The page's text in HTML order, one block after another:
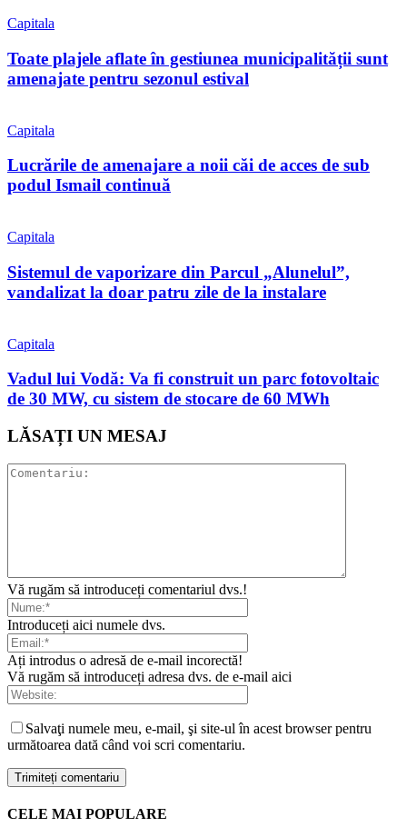
Capitala
Toate plajele aflate în gestiunea municipalității sunt
amenajate pentru sezonul estival
Capitala
Lucrările de amenajare a noii căi de acces de sub
podul Ismail continuă
Capitala
Sistemul de vaporizare din Parcul „Alunelul”,
vandalizat la doar patru zile de la instalare
Capitala
Vadul lui Vodă: Va fi construit un parc fotovoltaic
de 30 MW, cu sistem de stocare de 60 MWh
LĂSAȚI UN MESAJ
Vă rugăm să introduceți comentariul dvs.!
Introduceți aici numele dvs.
Ați introdus o adresă de e-mail incorectă!
Vă rugăm să introduceți adresa dvs. de e-mail aici
Salvaţi numele meu, e-mail, şi site-ul în acest browser pentru
următoarea dată când voi scri comentariu.
CELE MAI POPULARE